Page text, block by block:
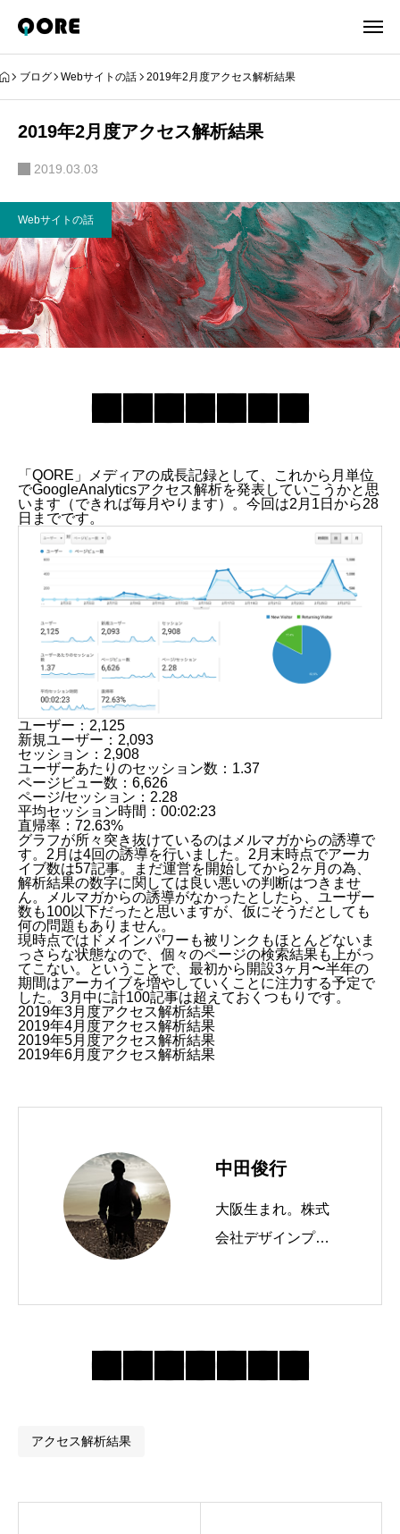
ブログ Webサイトの話 2019年2月度アクセス解析結果
2019年2月度アクセス解析結果
2019.03.03
Webサイトの話
「QORE」メディアの成長記録として、これから月単位
でGoogleAnalyticsアクセス解析を発表していこうかと思
います（できれば毎月やります）。今回は2月1日から28
日までです。
ユーザー：2,125
新規ユーザー：2,093
セッション：2,908
ユーザーあたりのセッション数：1.37
ページビュー数：6,626
ページ/セッション：2.28
平均セッション時間：00:02:23
直帰率：72.63%
グラフが所々突き抜けているのは メルマガからの誘導で
す。2月は4回の誘導を行いました。2月末時点でアーカ
イブ数は57記事。まだ運営を開始してから2ヶ月の為、
解析結果の数字に関しては良い悪いの判断はつきませ
ん。メルマガからの誘導がなかったとしたら、ユーザー
数も100以下だったと思いますが、仮にそうだとしても
何の問題もありません。
現時点ではドメインパワーも被リンクもほとんどないま
っさらな状態なので、個々のページの検索結果も上がっ
てこない。ということで、最初から開設3ヶ月〜半年の
期間はアーカイブを増やしていくことに注力する予定で
した。3月中に計100記事は超えておくつもりです。
2019年3月度アクセス解析結果
2019年4月度アクセス解析結果
2019年5月度アクセス解析結果
2019年6月度アクセス解析結果
中田俊行
大阪生まれ。株式
会社デザインプラ
Dを運営したり、
ブログやメルマガ
アクセス解析結果